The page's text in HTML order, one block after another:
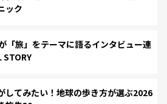
ック
「旅」をテーマに語るインタビュー連
STORY
してみたい！地球の歩き方が選ぶ2026